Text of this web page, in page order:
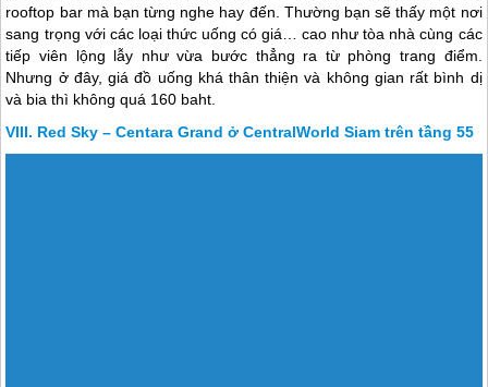
rooftop bar mà bạn từng nghe hay đến. Thường bạn sẽ thấy một nơi
sang trọng với các loại thức uống có giá… cao như tòa nhà cùng các
tiếp viên lộng lẫy như vừa bước thẳng ra từ phòng trang điểm.
Nhưng ở đây, giá đồ uống khá thân thiện và không gian rất bình dị
và bia thì không quá 160 baht.
Red Sky – Centara Grand ở CentralWorld Siam trên tầng 55